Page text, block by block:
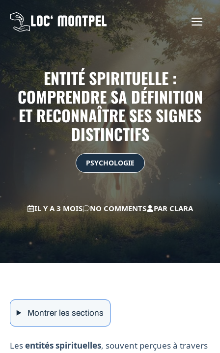
contenu
ENTITÉ SPIRITUELLE :
COMPRENDRE SA DÉFINITION
ET RECONNAÎTRE SES SIGNES
DISTINCTIFS
PSYCHOLOGIE
IL Y A 3 MOIS NO COMMENTS PAR CLARA
Montrer les sections
Lesentités spirituelles, souvent perçues à travers